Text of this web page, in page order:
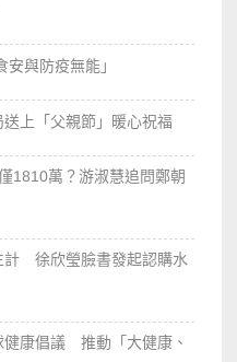
與防疫無能」
上「父親節」暖心祝福
1810萬？游淑慧追問鄭朝
徐欣瑩臉書發起認購水
健康倡議 推動「大健康、